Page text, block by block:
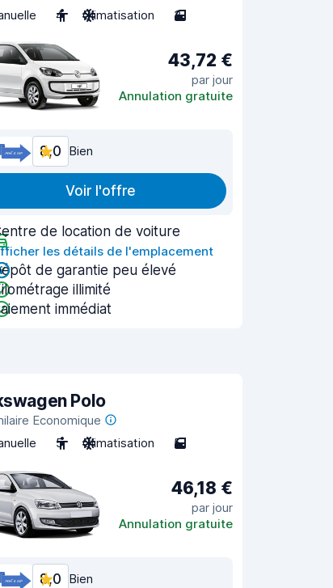
4 Climatisation 3
43,72 €
par jour
Annulation gratuite
8,0 Bien
Voir l'offre
de location de voiture
les détails de l'emplacement
de garantie peu élevé
illimité
immédiat
Polo
Economique
5 Climatisation 5
46,18 €
par jour
Annulation gratuite
8,0 Bien